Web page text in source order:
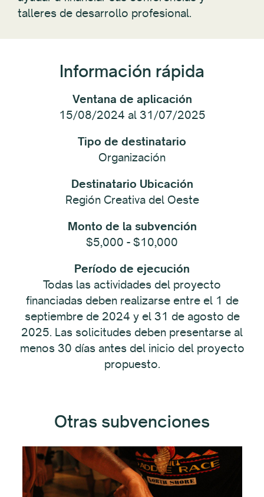
talleres de desarrollo profesional.
Información rápida
Ventana de aplicación
15/08/2024 al 31/07/2025
Tipo de destinatario
Organización
Destinatario Ubicación
Región Creativa del Oeste
Monto de la subvención
$5,000 - $10,000
Período de ejecución
Todas las actividades del proyecto
financiadas deben realizarse entre el 1 de
septiembre de 2024 y el 31 de agosto de
2025. Las solicitudes deben presentarse al
menos 30 días antes del inicio del proyecto
propuesto.
Otras subvenciones